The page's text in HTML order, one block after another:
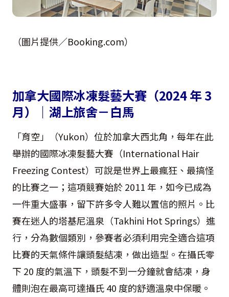
（圖片提供／Booking.com）
加拿大國際冰凍髮藝大賽（2024 年 3
月）｜湖上旅舍－白馬
「育空」（Yukon）位於加拿大西北角，每年在此
舉辦的國際冰凍髮藝大賽（International Hair
Freezing Contest）可說是世界上最瘋狂、最搞怪
的比賽之一；這項競賽始於 2011 年，如今已成為
一件重大盛事，留下許多令人難以置信的照片。比
賽在迷人的塔基尼溫泉（Takhini Hot Springs）進
行，分為數個類別，參賽者必須利用完全適合這項
比賽的天氣條件讓頭髮結凍，做出造型。在攝氏零
下 20 度的氣溫下，頭髮不到一分鐘就會結凍，身
體則泡在最高可達攝氏 40 度的舒適溫泉中保暖。